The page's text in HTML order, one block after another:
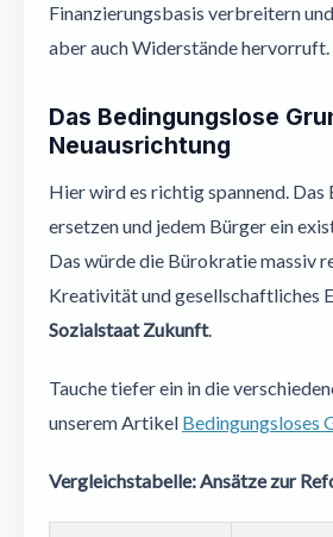
Finanzierungsbasis verbreitern
aber auch Widerstände hervorruft.
Das Bedingungslose
Neuausrichtung
Hier wird es richtig spannend.
ersetzen und jedem Bürger ein
Das würde die Bürokratie massiv
Kreativität und gesellschaftliches
Sozialstaat Zukunft.
Tauche tiefer ein in die
unserem Artikel Bedingungsloses
Vergleichstabelle: Ansätze zur